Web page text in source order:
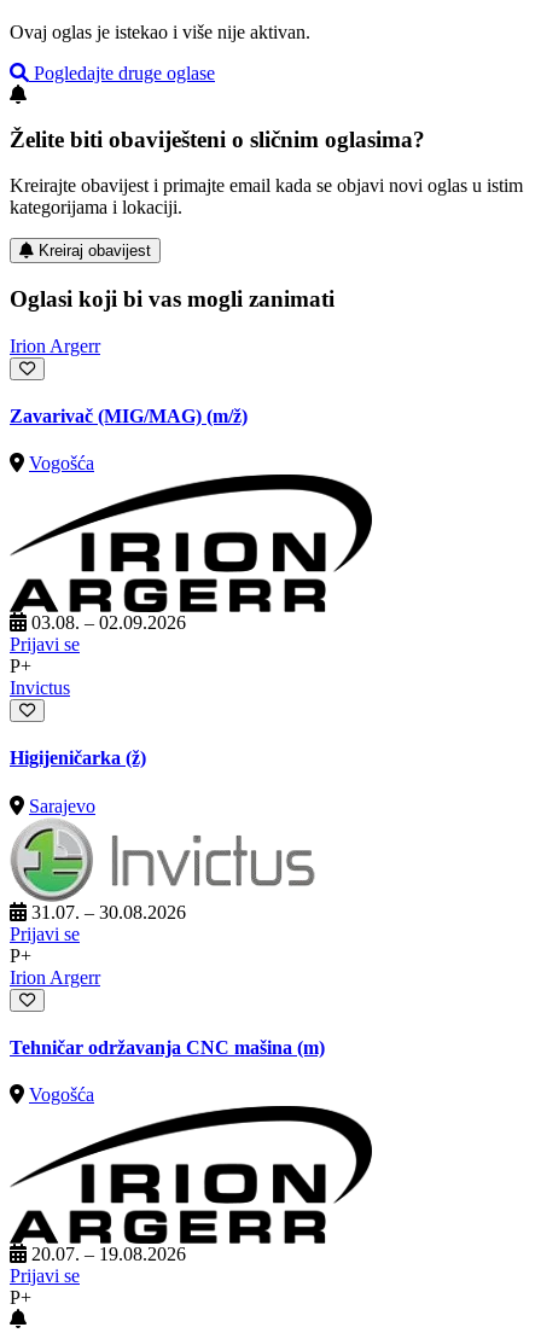
Ovaj oglas je istekao i više nije aktivan.
Pogledajte druge oglase
Želite biti obaviješteni o sličnim oglasima?
Kreirajte obavijest i primajte email kada se objavi novi oglas u istim
kategorijama i lokaciji.
Kreiraj obavijest
Oglasi koji bi vas mogli zanimati
Irion Argerr
Zavarivač (MIG/MAG) (m/ž)
Vogošća
03.08. – 02.09.2026
Prijavi se
P+
Invictus
Higijeničarka (ž)
Sarajevo
31.07. – 30.08.2026
Prijavi se
P+
Irion Argerr
Tehničar održavanja CNC mašina (m)
Vogošća
20.07. – 19.08.2026
Prijavi se
P+